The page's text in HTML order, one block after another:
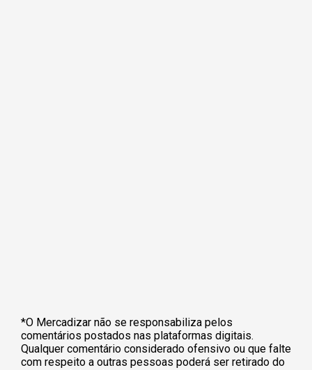
*O Mercadizar não se responsabiliza pelos
comentários postados nas plataformas digitais.
Qualquer comentário considerado ofensivo ou que falte
com respeito a outras pessoas poderá ser retirado do